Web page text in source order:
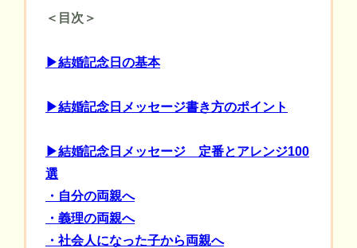
＜目次＞
▶結婚記念日の基本
▶結婚記念日メッセージ書き方のポイント
▶結婚記念日メッセージ 定番とアレンジ100
選
・自分の両親へ
・義理の両親へ
・社会人になった子から両親へ